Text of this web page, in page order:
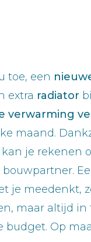
toe, een
extra radiator
verwarming
maand.
je rekenen
je meedenkt,
maar altijd in
budget. Op